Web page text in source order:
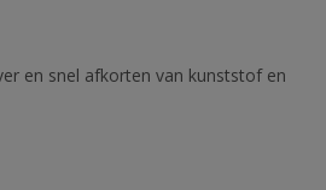
en snel afkorten van kunststof en